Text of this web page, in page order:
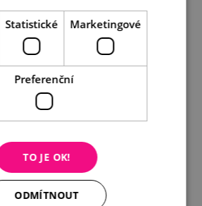
Statistické Marketingové
Preferenční
TO JE OK!
ODMÍTNOUT